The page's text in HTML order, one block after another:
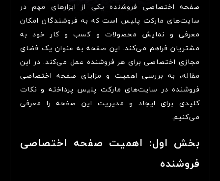
صفحه اختصاصی فروشنده یکی از ابزارهای مهم در
سایت‌های مارکت پلیس است که به فروشندگان امکان
معرفی و نمایش محصولات و کسب و کار خود به
مشتریان فراهم می‌کند. این صفحه به عنوان یک فضای
مجازی اختصاصی برای هر فروشنده عمل می‌کند. در این
مقاله، به بررسی اهمیت و مزایای صفحه اختصاصی
فروشنده در سایت‌های مارکت پلیس پرداخته و نکات
کلیدی برای ایجاد و مدیریت این صفحه را معرفی
می‌کنیم.
بخش اول: اهمیت صفحه اختصاصی
فروشنده